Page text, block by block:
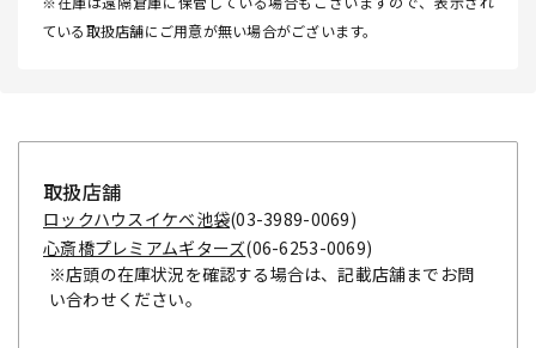
ている取扱店舗にご用意が無い場合がございます。
取扱店舗
ロックハウスイケベ池袋(03-3989-0069)
心斎橋プレミアムギターズ(06-6253-0069)
※店頭の在庫状況を確認する場合は、記載店舗までお問
い合わせください。